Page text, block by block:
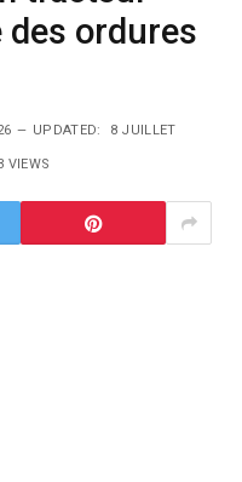
des ordures
UPDATED: 8 JUILLET
VIEWS